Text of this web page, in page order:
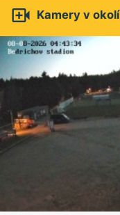
 Kamery v okolí